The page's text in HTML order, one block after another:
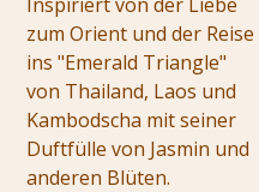
zum Orient und der Reise
ins "Emerald Triangle"
von Thailand, Laos und
Kambodscha mit seiner
Duftfülle von Jasmin und
anderen Blüten.